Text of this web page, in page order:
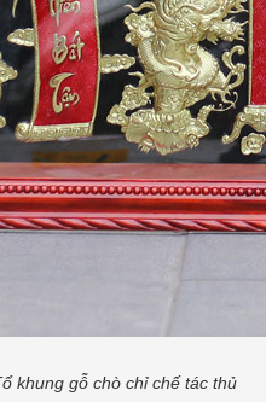
khung gỗ chò chỉ chế tác thủ